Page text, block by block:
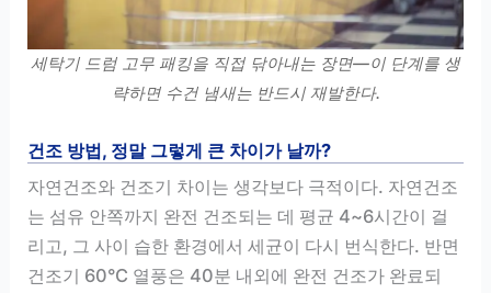
세탁기 드럼 고무 패킹을 직접 닦아내는 장면—이 단계를 생
략하면 수건 냄새는 반드시 재발한다.
건조 방법, 정말 그렇게 큰 차이가 날까?
자연건조와 건조기 차이는 생각보다 극적이다. 자연건조
는 섬유 안쪽까지 완전 건조되는 데 평균 4~6시간이 걸
리고, 그 사이 습한 환경에서 세균이 다시 번식한다. 반면
건조기 60°C 열풍은 40분 내외에 완전 건조가 완료되